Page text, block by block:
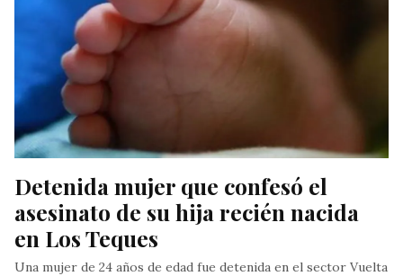
Detenida mujer que confesó el
asesinato de su hija recién nacida
en Los Teques
Una mujer de 24 años de edad fue detenida en el sector Vuelta